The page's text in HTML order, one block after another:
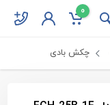
0
چکش بادی